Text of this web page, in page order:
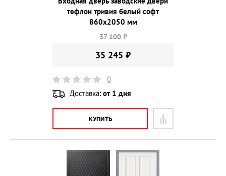
тефлон тривия белый софт
860х2050 мм
37 100 ₽
35 245 ₽
0
Доставка: от 1 дня
КУПИТЬ